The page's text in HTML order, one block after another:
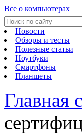
Все о компьютерах
Новости
Обзоры и тесты
Полезные статьи
Ноутбуки
Смартфоны
Планшеты
Главная